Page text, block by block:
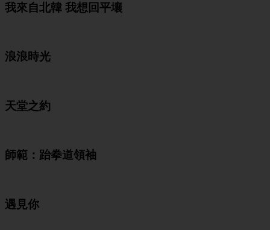
我來自北韓 我想回平壤
浪浪時光
天堂之約
師範：跆拳道領袖
遇見你